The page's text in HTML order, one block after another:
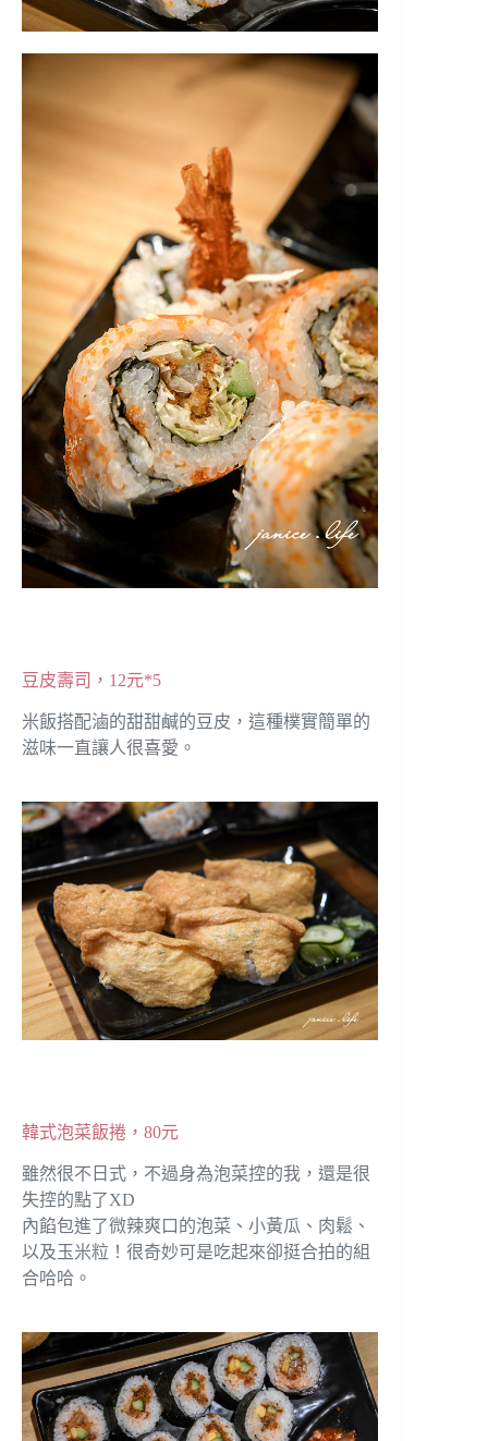
豆皮壽司，12元*5
米飯搭配滷的甜甜鹹的豆皮，這種樸實簡單的
滋味一直讓人很喜愛。
韓式泡菜飯捲，80元
雖然很不日式，不過身為泡菜控的我，還是很
失控的點了XD
內餡包進了微辣爽口的泡菜、小黃瓜、肉鬆、
以及玉米粒！很奇妙可是吃起來卻挺合拍的組
合哈哈。